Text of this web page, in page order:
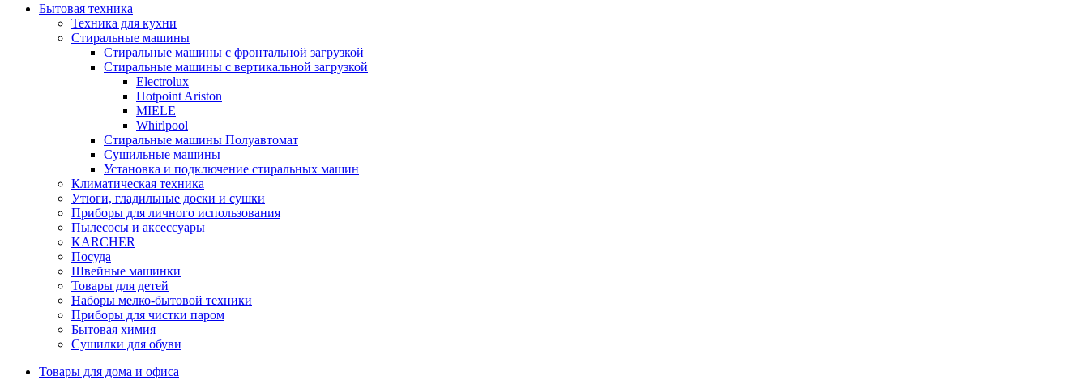
Бытовая техника
Техника для кухни
Стиральные машины
Стиральные машины с фронтальной загрузкой
Стиральные машины с вертикальной загрузкой
Electrolux
Hotpoint Ariston
MIELE
Whirlpool
Стиральные машины Полуавтомат
Сушильные машины
Установка и подключение стиральных машин
Климатическая техника
Утюги, гладильные доски и сушки
Приборы для личного использования
Пылесосы и аксессуары
KARCHER
Посуда
Швейные машинки
Товары для детей
Наборы мелко-бытовой техники
Приборы для чистки паром
Бытовая химия
Сушилки для обуви
Товары для дома и офиса